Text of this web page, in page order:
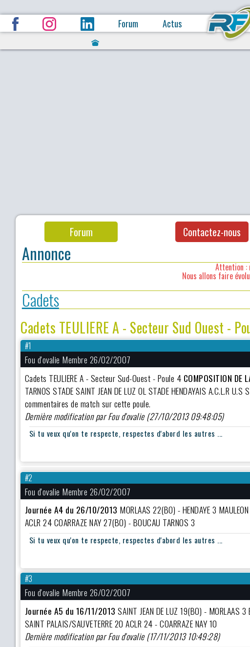
Forum Actus
Forum Contactez-nous
Annonce
Attention :
Nous allons faire
Cadets
Cadets TEULIERE A - Secteur Sud Ouest -
#1
Fou d'ovalie Membre 26/02/2007
Cadets TEULIERE A - Secteur Sud-Ouest - Poule 4 COMPOSITION DE
TARNOS STADE SAINT JEAN DE LUZ OL STADE HENDAYAIS A.C.L.R
commentaires de match sur cette poule.
Dernière modification par Fou d'ovalie (27/10/2013 09:48:05)
Si tu veux qu'on te respecte, respectes d'abord les autres ...
#2
Fou d'ovalie Membre 26/02/2007
Journée A4 du 26/10/2013 MORLAAS 22(BO) - HENDAYE 3
ACLR 24 COARRAZE NAY 27(BO) - BOUCAU TARNOS 3
Si tu veux qu'on te respecte, respectes d'abord les autres ...
#3
Fou d'ovalie Membre 26/02/2007
Journée A5 du 16/11/2013 SAINT JEAN DE LUZ 19(BO) - MORLAAS
SAINT PALAIS/SAUVETERRE 20 ACLR 24 - COARRAZE NAY 10
Dernière modification par Fou d'ovalie (17/11/2013 10:49:28)